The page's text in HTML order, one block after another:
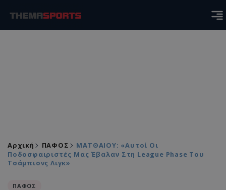
Αρχική ΠΑΦΟΣ
MAΤΘΑΙΟΥ: «Αυτοί Οι
Ποδοσφαιριστές Μας Έβαλαν Στη League Phase Του
Τσάμπιονς Λιγκ»
ΠΑΦΟΣ